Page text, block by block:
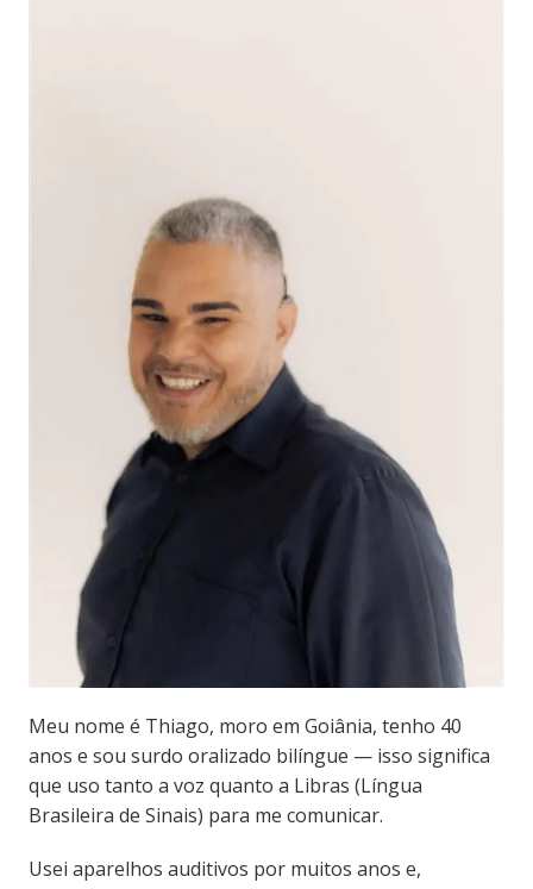
Meu nome é Thiago, moro em Goiânia, tenho 40
anos e sou surdo oralizado bilíngue — isso significa
que uso tanto a voz quanto a Libras (Língua
Brasileira de Sinais) para me comunicar.
Usei aparelhos auditivos por muitos anos e,